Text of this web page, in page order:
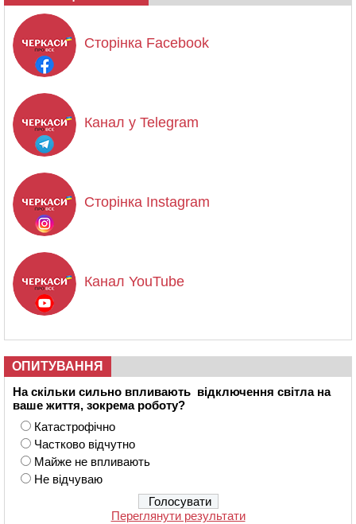
Сторінка Facebook
Канал у Telegram
Сторінка Instagram
Канал YouTube
ОПИТУВАННЯ
На скільки сильно впливають відключення світла на
ваше життя, зокрема роботу?
Катастрофічно
Частково відчутно
Майже не впливають
Не відчуваю
Переглянути результати